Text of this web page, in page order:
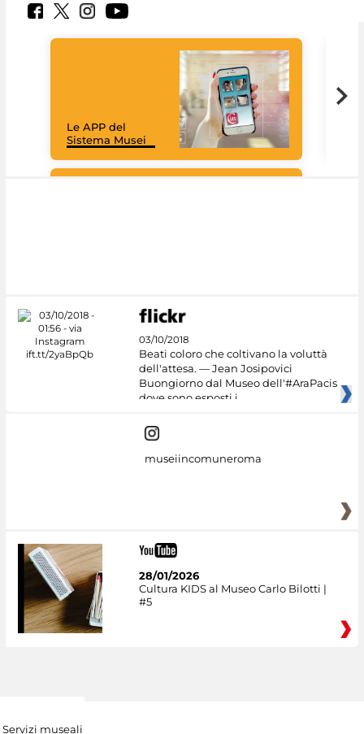
Le APP del
Sistema Musei
03/10/2018
Beati coloro che coltivano la voluttà
dell'attesa. — Jean Josipovici
Buongiorno dal Museo dell'#AraPacis
dove sono esposti i
museiincomuneroma
28/01/2026
Cultura KIDS al Museo Carlo Bilotti |
#5
Servizi museali